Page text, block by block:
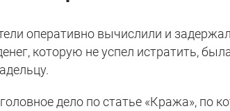
оперативно вычислили и
которую не успел истратить,
дело по статье «Кража», по